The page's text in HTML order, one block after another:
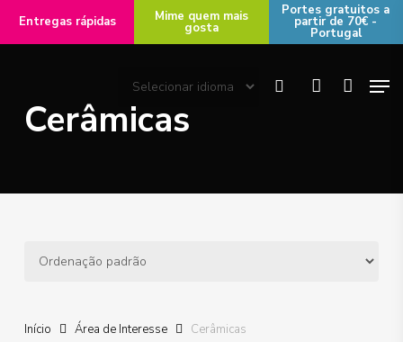
Entregas rápidas Mime quem mais
gosta
Portes gratuitos a
partir de 70€ -
Portugal
searchaccount
Cerâmicas
Início Área de Interesse Cerâmicas